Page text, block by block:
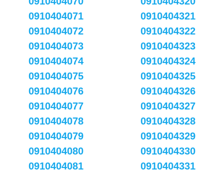
0910404071
0910404072
0910404073
0910404074
0910404075
0910404076
0910404077
0910404078
0910404079
0910404080
0910404081
0910404321
0910404322
0910404323
0910404324
0910404325
0910404326
0910404327
0910404328
0910404329
0910404330
0910404331